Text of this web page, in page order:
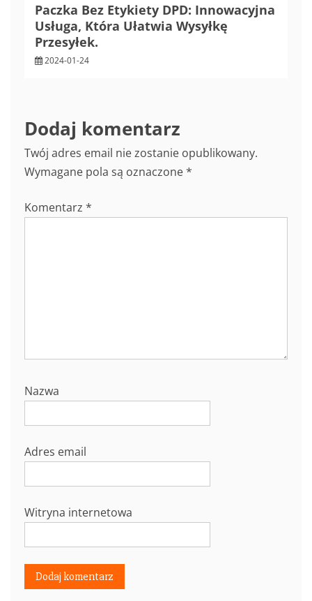
Paczka Bez Etykiety DPD: Innowacyjna
Usługa, Która Ułatwia Wysyłkę
Przesyłek.
2024-01-24
Dodaj komentarz
Twój adres email nie zostanie opublikowany.
Wymagane pola są oznaczone*
Komentarz *
Nazwa
Adres email
Witryna internetowa